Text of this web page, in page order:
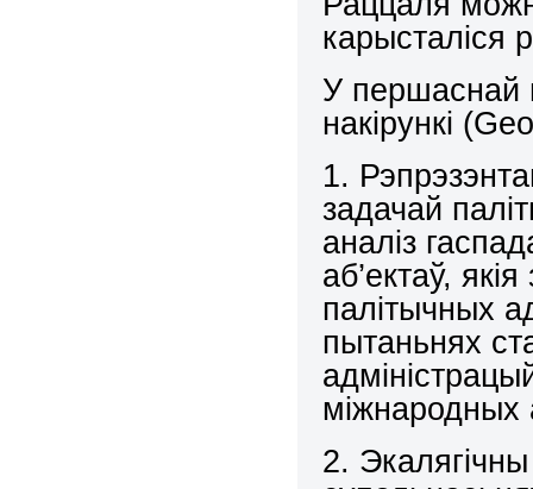
карысталіся
У першаснай
накірункі (
1.
задачай
аналіз
аб’ектаў,
палітычных
пытаньнях
міжнародных
2.